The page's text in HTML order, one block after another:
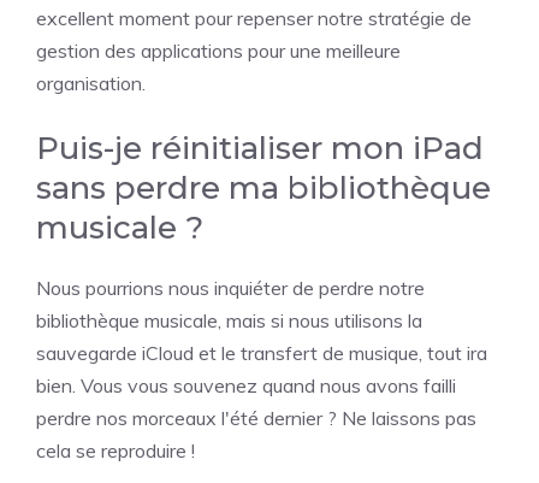
excellent moment pour repenser notre stratégie de
gestion des applications pour une meilleure
organisation.
Puis-je réinitialiser mon iPad
sans perdre ma bibliothèque
musicale ?
Nous pourrions nous inquiéter de perdre notre
bibliothèque musicale, mais si nous utilisons la
sauvegarde iCloud et le transfert de musique, tout ira
bien. Vous vous souvenez quand nous avons failli
perdre nos morceaux l'été dernier ? Ne laissons pas
cela se reproduire !